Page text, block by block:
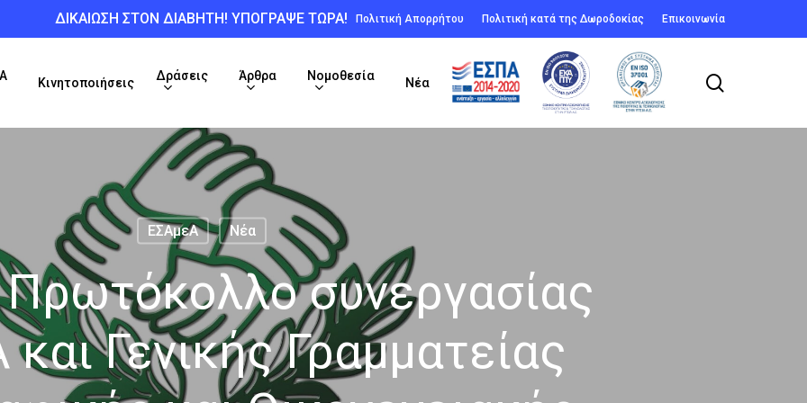
ΔΙΚΑΙΩΣΗ ΣΤΟΝ ΔΙΑΒΗΤΗ! ΥΠΟΓΡΑΨΕ ΤΩΡΑ! Πολιτική Απορρήτου Πολιτική κατά της Δωροδοκίας Επικοινωνία
Κινητοποιήσεις
Δράσεις Άρθρα Νομοθεσία
Νέα
ΕΣΑμεΑ Νέα
συνεργασίας
Γενικής Γραμματείας